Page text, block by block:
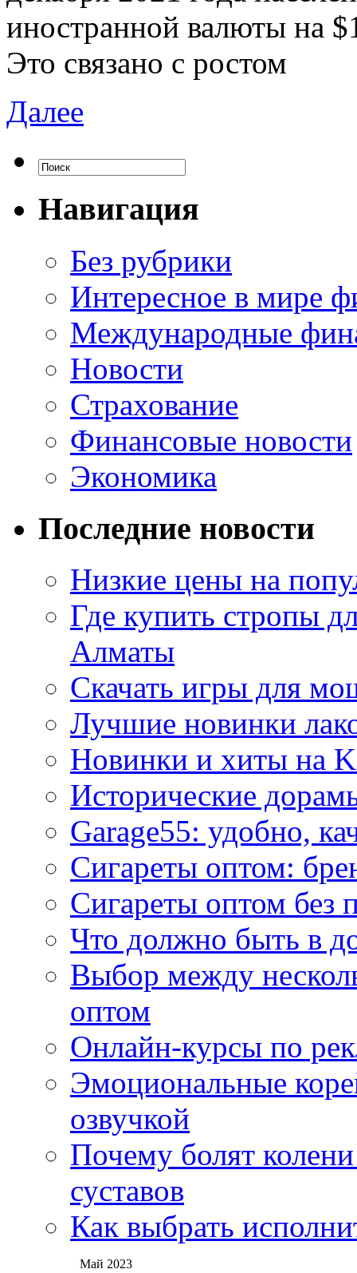
иностранной валюты на
Это связано с ростом
Далее
Навигация
Без рубрики
Интересное в мире
Международные
Новости
Страхование
Финансовые новости
Экономика
Последние новости
Низкие цены на
Где купить стропы
Алматы
Скачать игры для
Лучшие новинки
Новинки и хиты на
Исторические
Garage55: удобно,
Сигареты оптом:
Сигареты оптом без
Что должно быть в
Выбор между
оптом
Онлайн-курсы по
Эмоциональные
озвучкой
Почему болят
суставов
Как выбрать
Май 2023